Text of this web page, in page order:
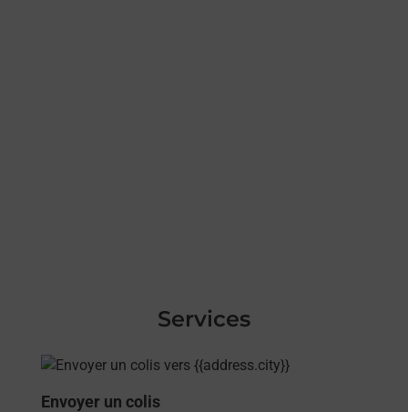
Services
En savoir plus
Envoyer un colis